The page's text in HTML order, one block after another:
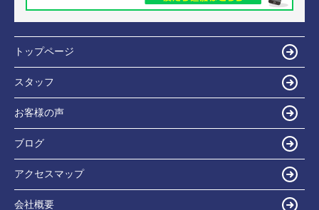
トップページ
スタッフ
お客様の声
ブログ
アクセスマップ
会社概要